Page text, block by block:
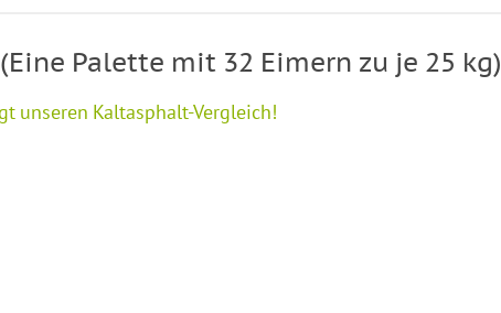
Palette mit 32 Eimern zu je 25 kg)
unseren Kaltasphalt-Vergleich!